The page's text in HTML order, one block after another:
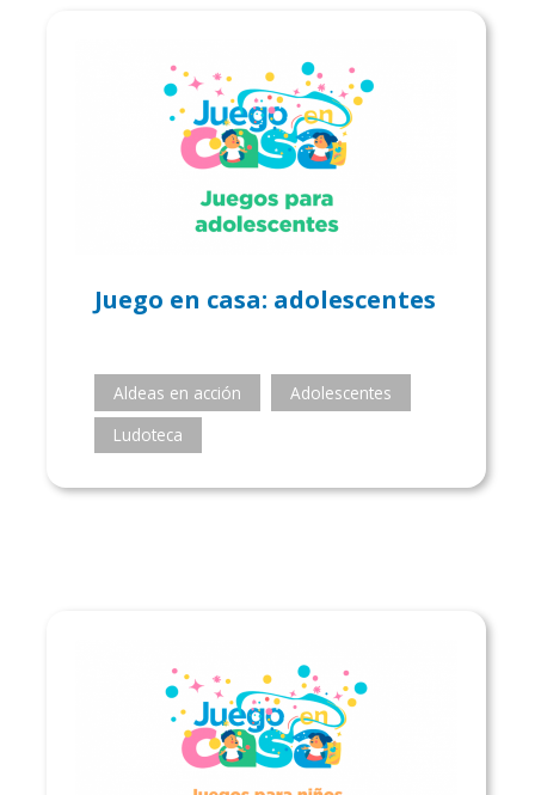
Juego en casa: adolescentes
Aldeas en acción
Adolescentes
Ludoteca